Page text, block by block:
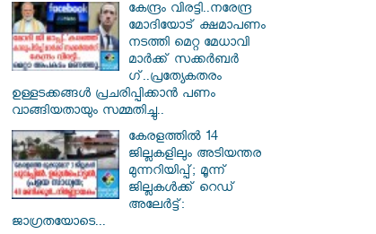
കേന്ദ്രം വിരട്ടി..നരേന്ദ്ര
മോദിയോട് ക്ഷമാപണം
നടത്തി മെറ്റ മേധാവി
മാർക്ക് സക്കർബർ​
ഗ്..പ്രത്യേകതരം
ഉള്ളടക്കങ്ങൾ പ്രചരിപ്പിക്കാൻ പണം
വാങ്ങിയതായും സമ്മതിച്ചു..
കേരളത്തിൽ 14
ജില്ലകളിലും അടിയന്തര
മുന്നറിയിപ്പ്; മൂന്ന്
ജില്ലകൾക്ക് റെഡ്
അലേർട്ട്:
ജാഗ്രതയോടെ...